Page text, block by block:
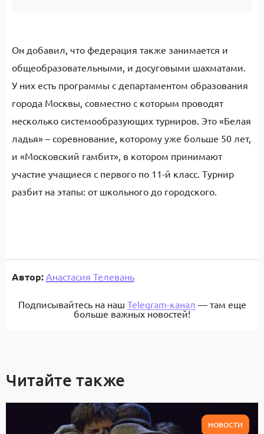
Он добавил, что федерация также занимается и
общеобразовательными, и досуговыми шахматами.
У них есть программы с департаментом образования
города Москвы, совместно с которым проводят
несколько системообразующих турниров. Это «Белая
ладья» – соревнование, которому уже больше 50 лет,
и «Московский гамбит», в котором принимают
участие учащиеся с первого по 11-й класс. Турнир
разбит на этапы: от школьного до городского.
Автор: Анастасия Телевань
Подписывайтесь на наш Telegram-канал — там еще
больше важных новостей!
Читайте также
НОВОСТИ